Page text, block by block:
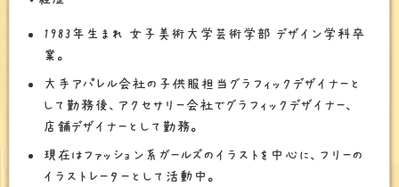
1983年生まれ 女子美術大学芸術学部 デザイン学科卒
業。
大手アパレル会社の子供服担当グラフィックデザイナーと
して勤務後、アクセサリー会社でグラフィックデザイナー、
店舗デザイナーとして勤務。
現在はファッション系ガールズのイラストを中心に、フリーの
イラストレーターとして活動中。